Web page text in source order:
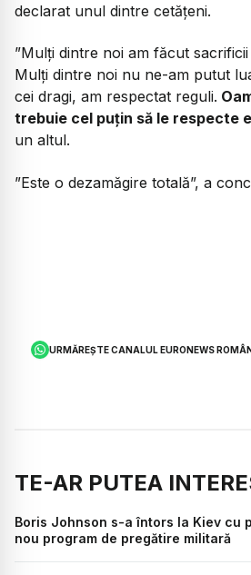
declarat unul dintre cetățeni.
”Mulți dintre noi am făcut
Mulți dintre noi nu ne-am putut
cei dragi, am respectat reguli.
trebuie cel puțin să le respecte
un altul.
”Este o dezamăgire totală”, a
URMĂREȘTE CANALUL EURONEWS
TE-AR PUTEA
Boris Johnson s-a întors la Kiev cu
nou program de pregătire militară